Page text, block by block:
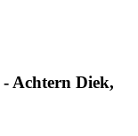
Achtern Diek,